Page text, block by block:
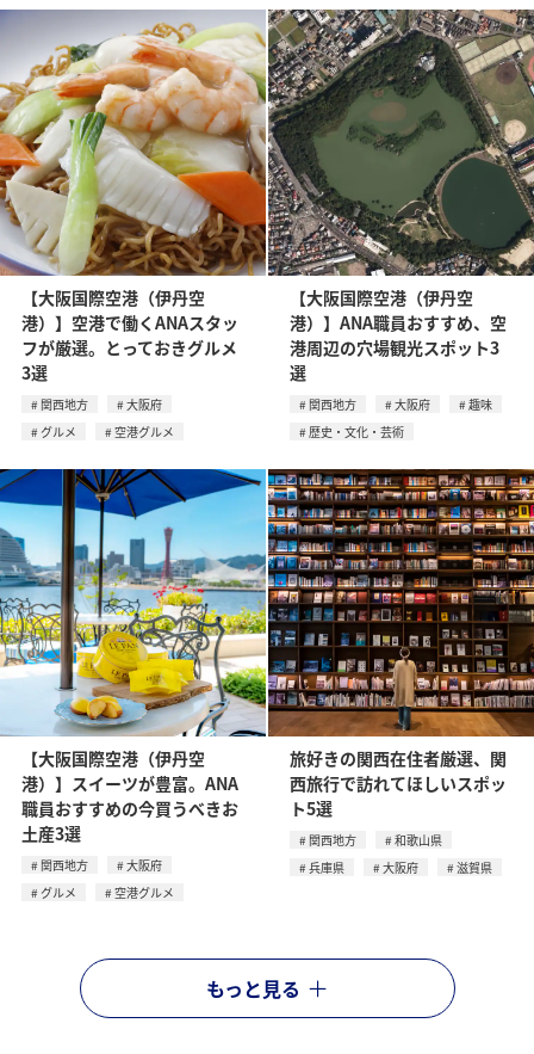
【大阪国際空港（伊丹空
港）】空港で働くANAスタッ
フが厳選。とっておきグルメ
3選
関西地方
大阪府
グルメ
空港グルメ
【大阪国際空港（伊丹空
港）】ANA職員おすすめ、空
港周辺の穴場観光スポット3
選
関西地方 大阪府
趣味
歴史・文化・芸術
【大阪国際空港（伊丹空
港）】スイーツが豊富。ANA
職員おすすめの今買うべきお
土産3選
関西地方
大阪府
グルメ
空港グルメ
旅好きの関西在住者厳選、関
西旅行で訪れてほしいスポッ
ト5選
関西地方
和歌山県
兵庫県
大阪府 滋賀県
もっと見る